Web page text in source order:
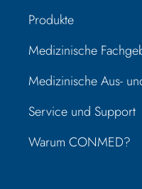
Produkte
Medizinische
Medizinische Aus-
Service und Support
Warum CONMED?